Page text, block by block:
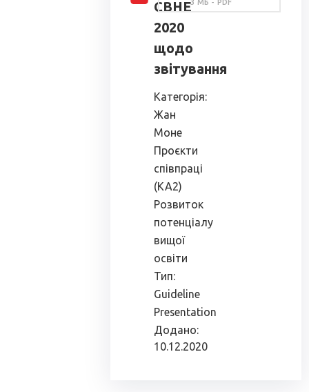
СВНЕ
2020
щодо
звітування
Категорія:
Жан
Моне
Проєкти
співпраці
(КА2)
Розвиток
потенціалу
вищої
освіти
Тип:
Guideline
Presentation
Додано:
10.12.2020
3 МБ - PDF